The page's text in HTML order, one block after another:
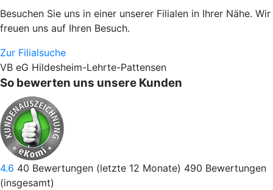
Besuchen Sie uns in einer unserer Filialen in Ihrer Nähe. Wir
freuen uns auf Ihren Besuch.
Zur Filialsuche
VB eG Hildesheim-Lehrte-Pattensen
So bewerten uns unsere Kunden
4.6 40 Bewertungen (letzte 12 Monate) 490 Bewertungen
(insgesamt)